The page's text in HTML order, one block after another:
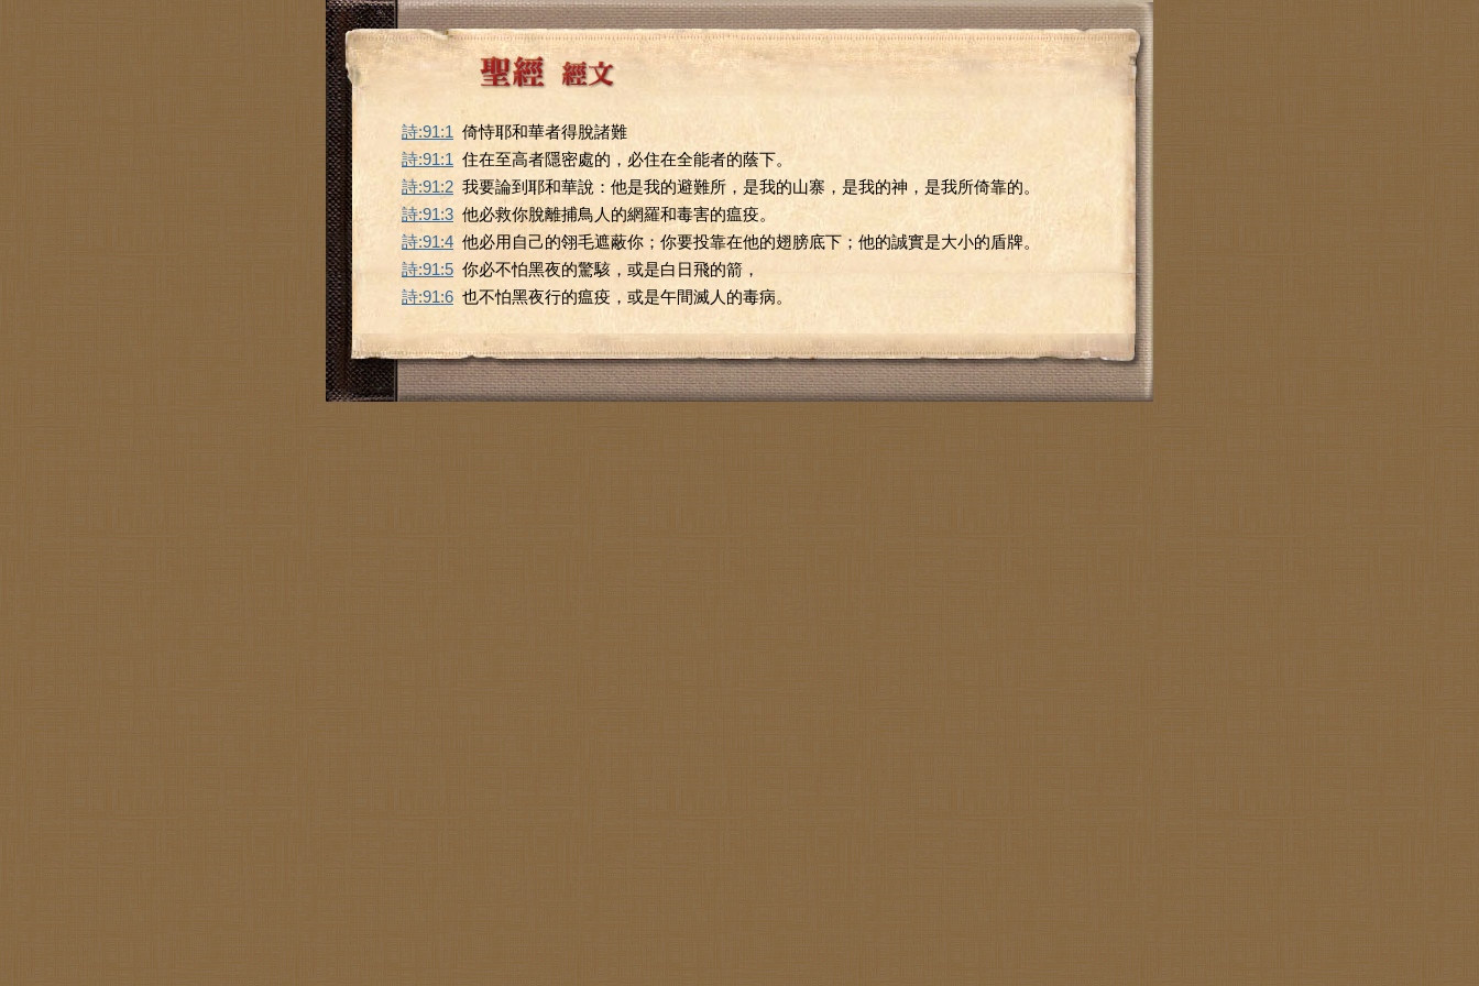
詩:91:1 倚恃耶和華者得脫諸難
詩:91:1 住在至高者隱密處的，必住在全能者的蔭下。
詩:91:2 我要論到耶和華說：他是我的避難所，是我的山寨，是我的神，是我所倚靠的。
詩:91:3 他必救你脫離捕鳥人的網羅和毒害的瘟疫。
詩:91:4 他必用自己的翎毛遮蔽你；你要投靠在他的翅膀底下；他的誠實是大小的盾牌。
詩:91:5 你必不怕黑夜的驚駭，或是白日飛的箭，
詩:91:6 也不怕黑夜行的瘟疫，或是午間滅人的毒病。